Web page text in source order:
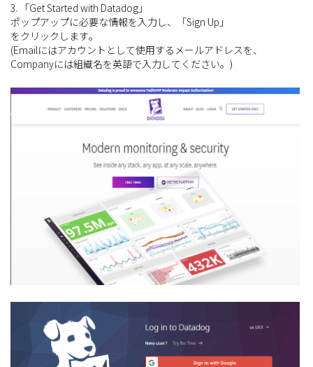
3. 「Get Started with Datadog」
ポップアップに必要な情報を入力し、「Sign Up」
をクリックします。
(Emailにはアカウントとして使用するメールアドレスを、
Companyには組織名を英語で入力してください。)